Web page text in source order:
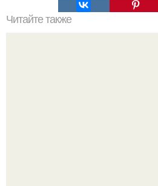
Читайте также